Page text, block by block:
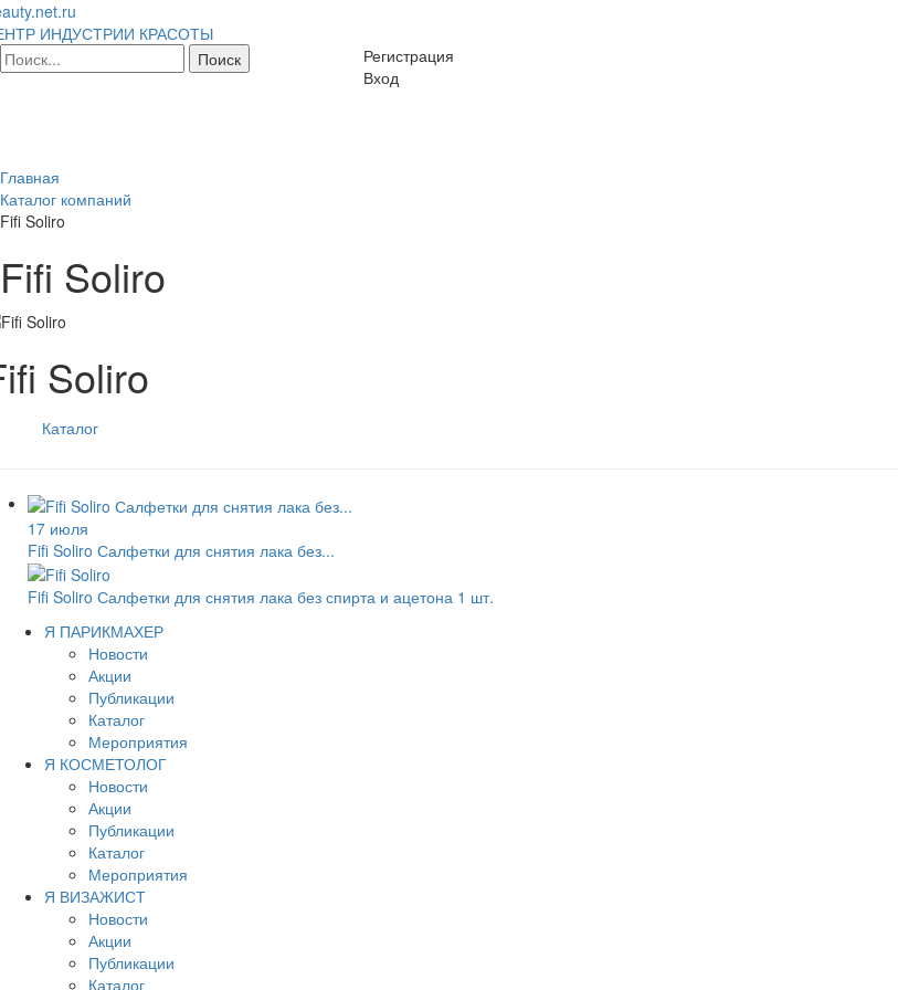
ИНДУСТРИИ КРАСОТЫ
Регистрация
Вход
Главная
Каталог компаний
Fifi Soliro
Fifi Soliro
Soliro
Каталог
17 июля
Fifi Soliro Салфетки для снятия лака без...
Fifi Soliro Салфетки для снятия лака без спирта и ацетона 1 шт.
Я ПАРИКМАХЕР
Новости
Акции
Публикации
Каталог
Мероприятия
Я КОСМЕТОЛОГ
Новости
Акции
Публикации
Каталог
Мероприятия
Я ВИЗАЖИСТ
Новости
Акции
Публикации
Каталог